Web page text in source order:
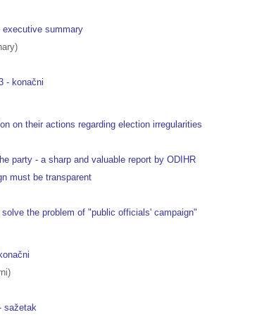
executive summary
- konačni
on their actions regarding election irregularities
party - a sharp and valuable report by ODIHR
must be transparent
the problem of "public officials' campaign"
sažetak